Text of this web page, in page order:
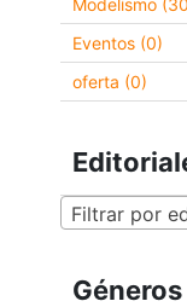
Modelismo
Eventos (0)
oferta (0)
Filtrar por
Géneros